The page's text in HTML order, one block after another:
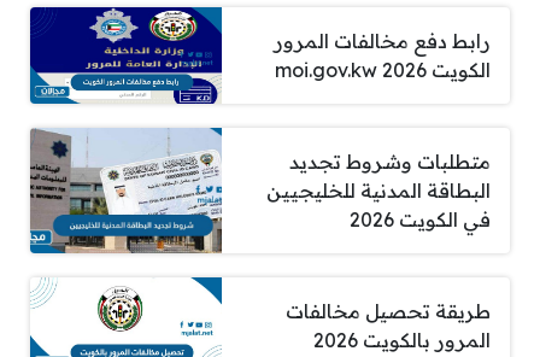
رابط دفع مخالفات المرور
الكويت 2026 moi.gov.kw
متطلبات وشروط تجديد
البطاقة المدنية للخليجيين
في الكويت 2026
طريقة تحصيل مخالفات
المرور بالكويت 2026